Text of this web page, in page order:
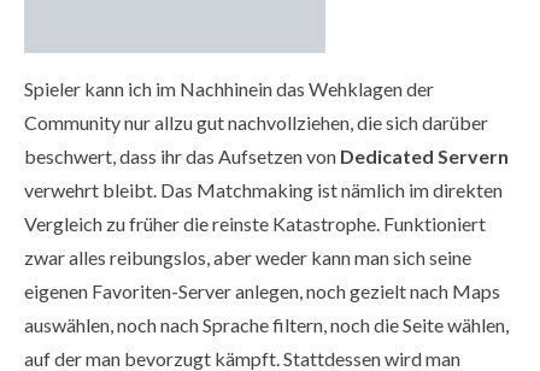
Spieler kann ich im Nachhinein das Wehklagen der
Community nur allzu gut nachvollziehen, die sich darüber
beschwert, dass ihr das Aufsetzen von Dedicated Servern
verwehrt bleibt. Das Matchmaking ist nämlich im direkten
Vergleich zu früher die reinste Katastrophe. Funktioniert
zwar alles reibungslos, aber weder kann man sich seine
eigenen Favoriten-Server anlegen, noch gezielt nach Maps
auswählen, noch nach Sprache filtern, noch die Seite wählen,
auf der man bevorzugt kämpft. Stattdessen wird man